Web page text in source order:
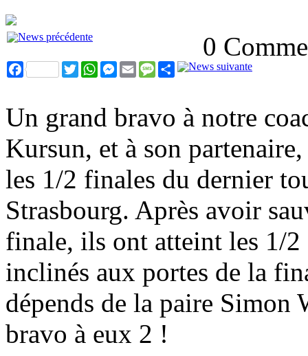
0
Facebook TwitterWhatsApp
Messenger
EmailMessagePartager
Un grand bravo à notre
Kursun, et à son
les 1/2 finales du dernier
Strasbourg. Après avoir
finale, ils ont atteint les 1/
inclinés aux portes de la
dépends de la paire
bravo à eux 2 !